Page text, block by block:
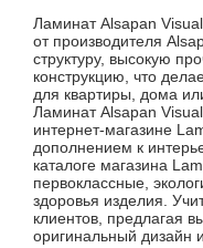
Ламинат Alsapan
от производителя
структуру, высокую
конструкцию, что
для квартиры, дома
Ламинат Alsapan
интернет-магазине
дополнением к
каталоге магазина
первоклассные,
здоровья изделия.
клиентов, предлагая
оригинальный дизайн